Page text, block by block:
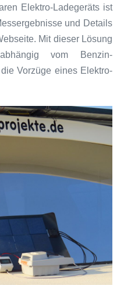
Elektro-Ladegeräts ist
und Details
Mit dieser Lösung
vom Benzin-
Vorzüge eines Elektro-